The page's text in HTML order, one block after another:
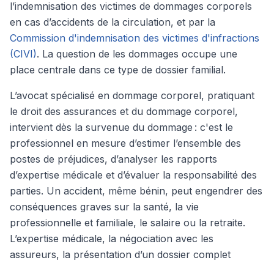
l’indemnisation des victimes de dommages corporels
en cas d’accidents de la circulation, et par la
Commission d'indemnisation des victimes d'infractions
(CIVI). La question de les dommages occupe une
place centrale dans ce type de dossier familial.
L’avocat spécialisé en dommage corporel, pratiquant
le droit des assurances et du dommage corporel,
intervient dès la survenue du dommage : c'est le
professionnel en mesure d’estimer l’ensemble des
postes de préjudices, d’analyser les rapports
d’expertise médicale et d’évaluer la responsabilité des
parties. Un accident, même bénin, peut engendrer des
conséquences graves sur la santé, la vie
professionnelle et familiale, le salaire ou la retraite.
L’expertise médicale, la négociation avec les
assureurs, la présentation d’un dossier complet